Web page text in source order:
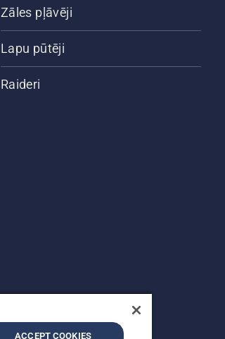
Zāles pļāvēji
Lapu pūtēji
Raideri
ACCEPT COOKIES